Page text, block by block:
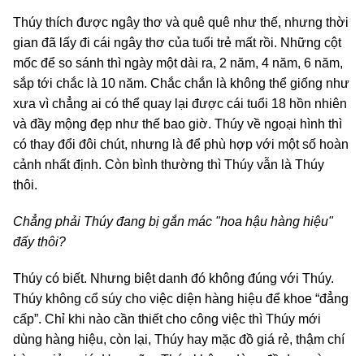
Thúy thích được ngây thơ và quê quê như thế, nhưng thời
gian đã lấy đi cái ngây thơ của tuổi trẻ mất rồi. Những cột
mốc để so sánh thì ngày một dài ra, 2 năm, 4 năm, 6 năm,
sắp tới chắc là 10 năm. Chắc chắn là không thể giống như
xưa vì chẳng ai có thể quay lại được cái tuổi 18 hồn nhiên
và đầy mộng đẹp như thế bao giờ. Thúy về ngoại hình thì
có thay đổi đôi chút, nhưng là để phù hợp với một số hoàn
cảnh nhất định. Còn bình thường thì Thúy vẫn là Thúy
thôi.
Chẳng phải Thúy đang bị gắn mác "hoa hậu hàng hiệu"
đấy thôi?
Thúy có biết. Nhưng biệt danh đó không đúng với Thúy.
Thúy không cổ súy cho việc diện hàng hiệu để khoe “đẳng
cấp”. Chỉ khi nào cần thiết cho công việc thì Thúy mới
dùng hàng hiệu, còn lại, Thúy hay mặc đồ giá rẻ, thậm chí